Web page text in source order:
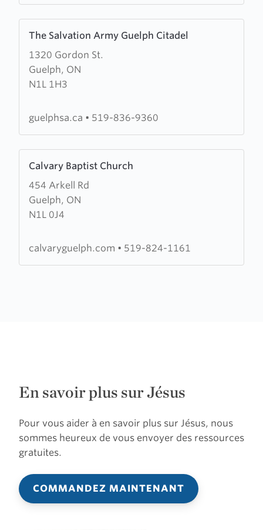
The Salvation Army Guelph Citadel
1320 Gordon St.
Guelph, ON
N1L 1H3
more
about
The
Salvation
Guelph
guelphsa.ca • 519-836-9360
Calvary Baptist Church
454 Arkell Rd
Guelph, ON
N1L 0J4
more
about
Calvary
Baptist
calvaryguelph.com • 519-824-1161
En savoir plus sur Jésus
Pour vous aider à en savoir plus sur Jésus, nous
sommes heureux de vous envoyer des ressources
gratuites.
COMMANDEZ MAINTENANT